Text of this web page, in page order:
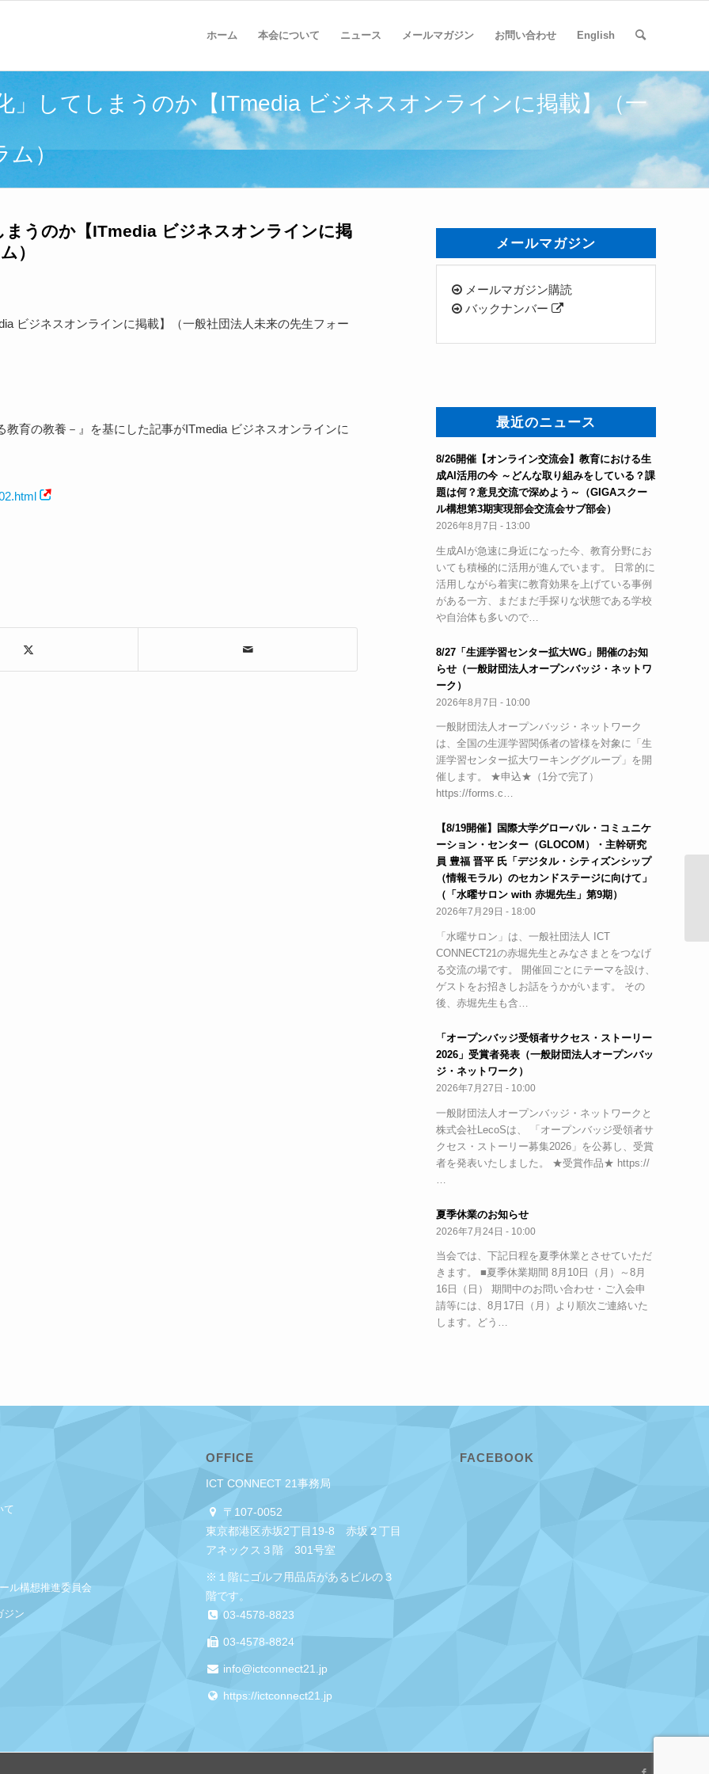
ホーム 本会について ニュース メールマガジン お問い合わせ English
」してしまうのか【ITmedia ビジネスオンラインに掲載】（一
ム）
うのか【ITmedia ビジネスオンラインに掲
）
ビジネスオンラインに掲載】（一般社団法人未来の先生フォー
育の教養－』を基にした記事がITmedia ビジネスオンラインに
メールマガジン
メールマガジン購読
バックナンバー
最近のニュース
8/26開催【オンライン交流会】教育における生
成AI活用の今 ～どんな取り組みをしている？課
題は何？意見交流で深めよう～（GIGAスクー
ル構想第3期実現部会交流会サブ部会）
2026年8月7日 - 13:00
生成AIが急速に身近になった今、教育分野にお
いても積極的に活用が進んでいます。 日常的に
活用しながら着実に教育効果を上げている事例
がある一方、まだまだ手探りな状態である学校
や自治体も多いので…
8/27「生涯学習センター拡大WG」開催のお知
らせ（一般財団法人オープンバッジ・ネットワ
ーク）
2026年8月7日 - 10:00
一般財団法人オープンバッジ・ネットワーク
は、全国の生涯学習関係者の皆様を対象に「生
涯学習センター拡大ワーキンググループ」を開
催します。 ★申込★（1分で完了）
https://forms.c…
【8/19開催】国際大学グローバル・コミュニケ
ーション・センター（GLOCOM）・主幹研究
員 豊福 晋平 氏「デジタル・シティズンシップ
（情報モラル）のセカンドステージに向けて」
（「水曜サロン with 赤堀先生」第9期）
2026年7月29日 - 18:00
「水曜サロン」は、一般社団法人 ICT
CONNECT21の赤堀先生とみなさまとをつなげ
る交流の場です。 開催回ごとにテーマを設け、
ゲストをお招きしお話をうかがいます。 その
後、赤堀先生も含…
「オープンバッジ受領者サクセス・ストーリー
2026」受賞者発表（一般財団法人オープンバッ
ジ・ネットワーク）
2026年7月27日 - 10:00
一般財団法人オープンバッジ・ネットワークと
株式会社LecoSは、 「オープンバッジ受領者サ
クセス・ストーリー募集2026」を公募し、受賞
者を発表いたしました。 ★受賞作品★ https://
夏季休業のお知らせ
2026年7月24日 - 10:00
当会では、下記日程を夏季休業とさせていただ
きます。 ■夏季休業期間 8月10日（月）～8月
16日（日） 期間中のお問い合わせ・ご入会申
請等には、8月17日（月）より順次ご連絡いた
します。どう…
て
ル構想推進委員会
ジン
OFFICE
ICT CONNECT 21事務局
〒107-0052
東京都港区赤坂2丁目19-8 赤坂２丁目
アネックス３階 301号室
※１階にゴルフ用品店があるビルの３
階です。
03-4578-8823
03-4578-8824
info@ictconnect21.jp
https://ictconnect21.jp
FACEBOOK